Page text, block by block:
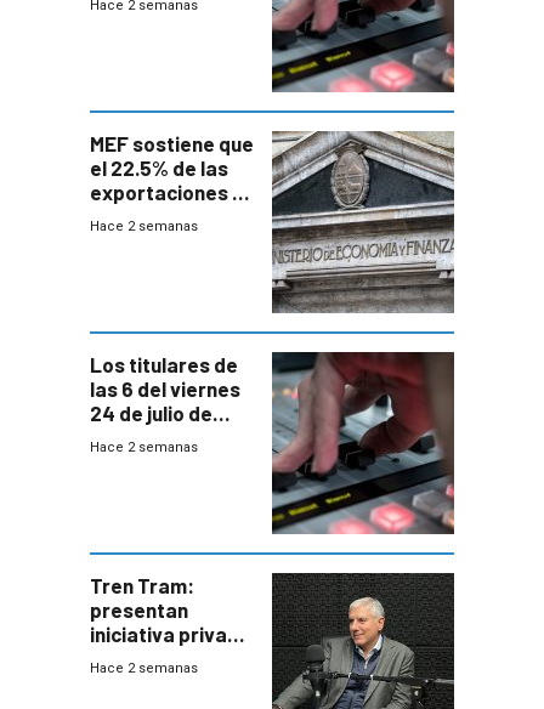
Hace 2 semanas
MEF sostiene que
el 22.5% de las
exportaciones a
EE.UU se verán
Hace 2 semanas
Los titulares de
las 6 del viernes
24 de julio de
2026
Hace 2 semanas
Tren Tram:
presentan
iniciativa privada
para una red de
Hace 2 semanas